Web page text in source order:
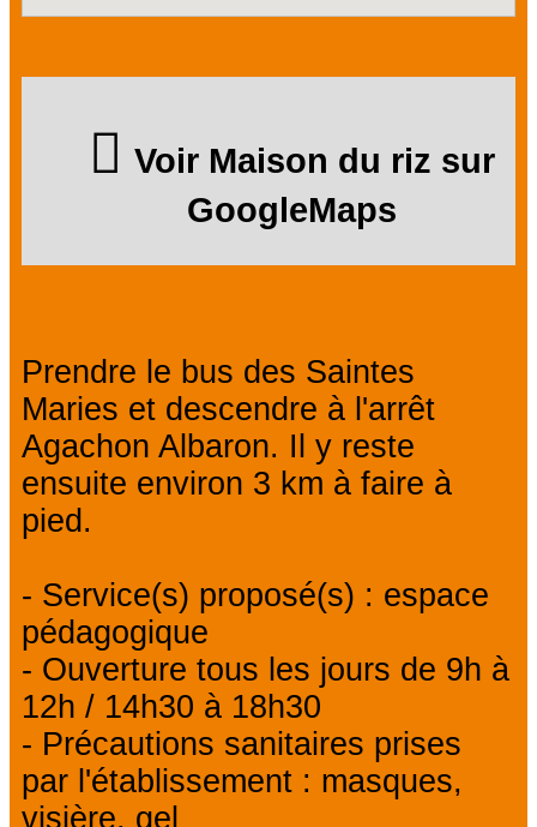
Voir Maison du riz sur
GoogleMaps
Prendre le bus des Saintes
Maries et descendre à l'arrêt
Agachon Albaron. Il y reste
ensuite environ 3 km à faire à
pied.
- Service(s) proposé(s) : espace
pédagogique
- Ouverture tous les jours de 9h à
12h / 14h30 à 18h30
- Précautions sanitaires prises
par l'établissement : masques,
visière, gel